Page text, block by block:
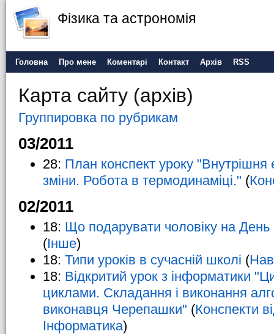
Фізика та астрономія
Головна Про мене Коментарі Контакт Архів RSS
Карта сайту (архів)
Группировка по рубрикам
03/2011
28: План конспект уроку "Внутрішня
зміни. Робота в термодинаміці." (
02/2011
18: Що подарувати чоловіку на День
(Інше)
18: Типи уроків в сучасній школі (
18: Відкритий урок з інформатики
циклами. Складання і виконання
виконавця Черепашки" (Конспекти
Інформатика)